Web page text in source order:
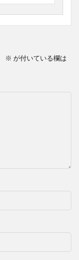
※ が付いている欄は